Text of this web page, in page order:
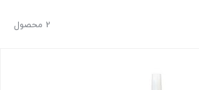
2 محصول